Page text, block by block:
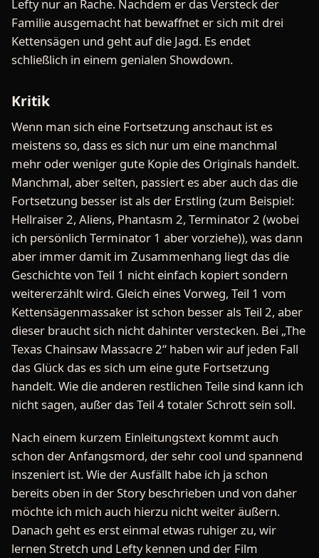
Lefty nur an Rache. Nachdem er das Versteck der
Familie ausgemacht hat bewaffnet er sich mit drei
Kettensägen und geht auf die Jagd. Es endet
schließlich in einem genialen Showdown.
Kritik
Wenn man sich eine Fortsetzung anschaut ist es
meistens so, dass es sich nur um eine manchmal
mehr oder weniger gute Kopie des Originals handelt.
Manchmal, aber selten, passiert es aber auch das die
Fortsetzung besser ist als der Erstling (zum Beispiel:
Hellraiser 2, Aliens, Phantasm 2, Terminator 2 (wobei
ich persönlich Terminator 1 aber vorziehe)), was dann
aber immer damit im Zusammenhang liegt das die
Geschichte von Teil 1 nicht einfach kopiert sondern
weitererzählt wird. Gleich eines Vorweg, Teil 1 vom
Kettensägenmassaker ist schon besser als Teil 2, aber
dieser braucht sich nicht dahinter verstecken. Bei „The
Texas Chainsaw Massacre 2“ haben wir auf jeden Fall
das Glück das es sich um eine gute Fortsetzung
handelt. Wie die anderen restlichen Teile sind kann ich
nicht sagen, außer das Teil 4 totaler Schrott sein soll.
Nach einem kurzem Einleitungstext kommt auch
schon der Anfangsmord, der sehr cool und spannend
inszeniert ist. Wie der Ausfällt habe ich ja schon
bereits oben in der Story beschrieben und von daher
möchte ich mich auch hierzu nicht weiter äußern.
Danach geht es erst einmal etwas ruhiger zu, wir
lernen Stretch und Lefty kennen und der Film